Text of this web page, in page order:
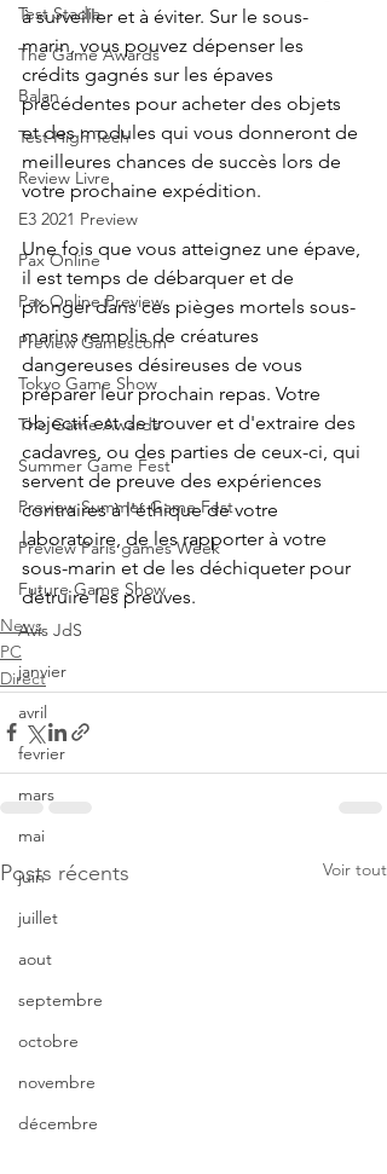
Test Stadia
The Game Awards
Balan
Test High Tech
Review Livre
E3 2021 Preview
Pax Online
Pax Online Preview
Preview Gamescom
Tokyo Game Show
The Game Awards
Summer Game Fest
Preview Summer Game Fest
Preview Paris games Week
Future Game Show
Avis JdS
janvier
avril
fevrier
mars
mai
juin
juillet
aout
septembre
octobre
novembre
décembre
à surveiller et à éviter. Sur le sous-
marin, vous pouvez dépenser les
crédits gagnés sur les épaves
précédentes pour acheter des objets
et des modules qui vous donneront de
meilleures chances de succès lors de
votre prochaine expédition.
Une fois que vous atteignez une épave,
il est temps de débarquer et de
plonger dans ces pièges mortels sous-
marins remplis de créatures
dangereuses désireuses de vous
préparer leur prochain repas. Votre
objectif est de trouver et d'extraire des
cadavres, ou des parties de ceux-ci, qui
servent de preuve des expériences
contraires à l'éthique de votre
laboratoire, de les rapporter à votre
sous-marin et de les déchiqueter pour
détruire les preuves.
News
PC
Direct
Posts récents Voir tout